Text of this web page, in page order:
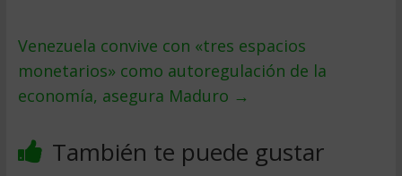
Venezuela convive con «tres espacios
monetarios» como autoregulación de la
economía, asegura Maduro →
También te puede gustar